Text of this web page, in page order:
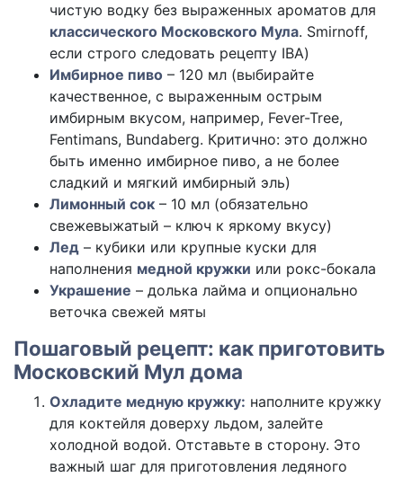
чистую водку без выраженных ароматов для
классического Московского Мула. Smirnoff,
если строго следовать рецепту IBA)
Имбирное пиво – 120 мл (выбирайте
качественное, с выраженным острым
имбирным вкусом, например, Fever-Tree,
Fentimans, Bundaberg. Критично: это должно
быть именно имбирное пиво, а не более
сладкий и мягкий имбирный эль)
Лимонный сок – 10 мл (обязательно
свежевыжатый – ключ к яркому вкусу)
Лед – кубики или крупные куски для
наполнения медной кружки или рокс-бокала
Украшение – долька лайма и опционально
веточка свежей мяты
Пошаговый рецепт: как приготовить
Московский Мул дома
Охладите медную кружку: наполните кружку
для коктейля доверху льдом, залейте
холодной водой. Отставьте в сторону. Это
важный шаг для приготовления ледяного